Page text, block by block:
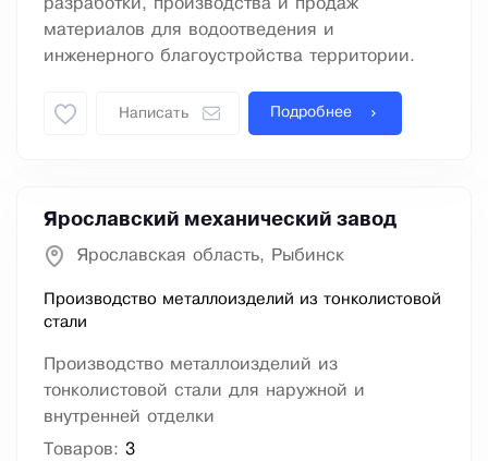
разработки, производства и продаж
материалов для водоотведения и
инженерного благоустройства территории.
Написать Подробнее
Ярославский механический завод
Ярославская область, Рыбинск
Производство металлоизделий из тонколистовой
стали
Производство металлоизделий из
тонколистовой стали для наружной и
внутренней отделки
Товаров: 3